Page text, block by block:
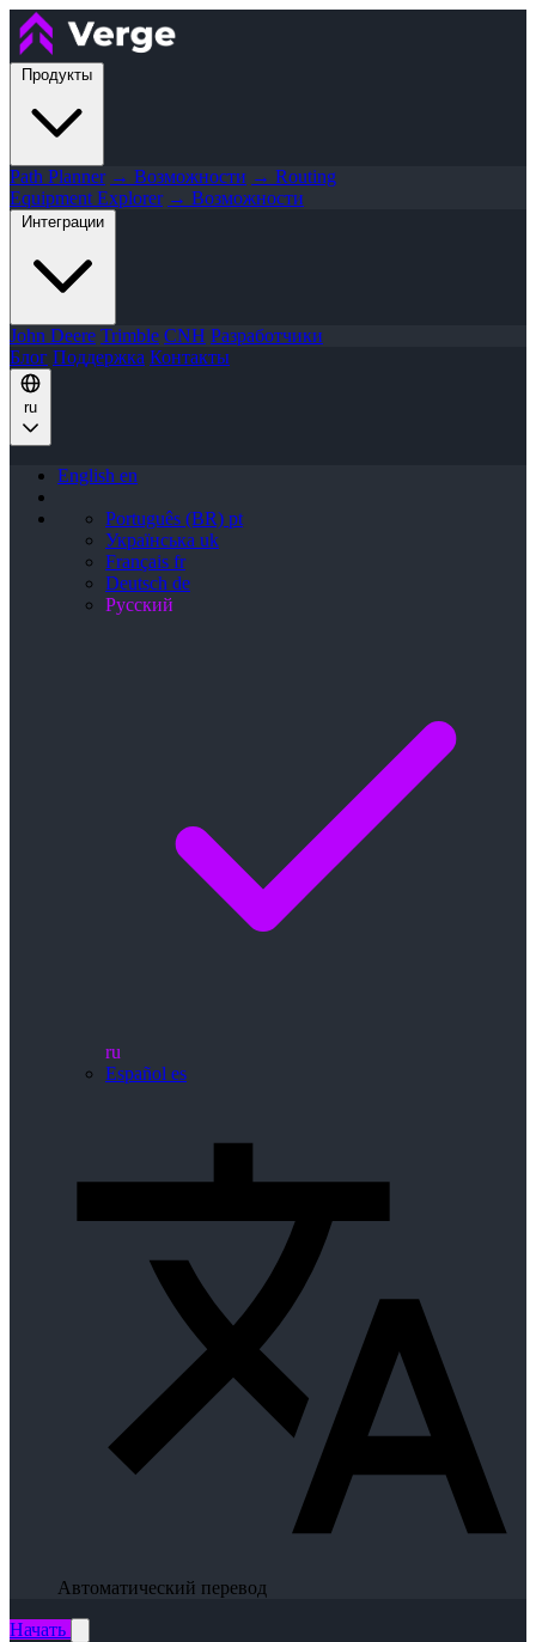
Продукты
Path Planner → Возможности → Routing
Equipment Explorer → Возможности
Интеграции
John Deere Trimble CNH Разработчики
Блог Поддержка Контакты
ru
English en
Português (BR) pt
Українська uk
Français fr
Deutsch de
Русский
ru
Español es
Автоматический перевод
Начать